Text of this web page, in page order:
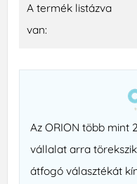
A termék listázva
van:
Az ORION több mint
vállalat arra
átfogó választékát